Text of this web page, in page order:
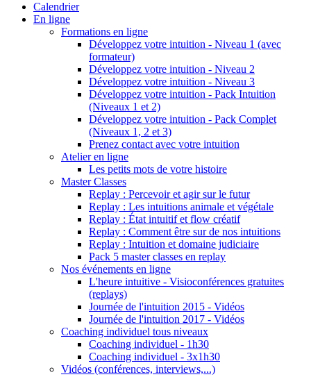
Calendrier
En ligne
Formations en ligne
Développez votre intuition - Niveau 1 (avec
formateur)
Développez votre intuition - Niveau 2
Développez votre intuition - Niveau 3
Développez votre intuition - Pack Intuition
(Niveaux 1 et 2)
Développez votre intuition - Pack Complet
(Niveaux 1, 2 et 3)
Prenez contact avec votre intuition
Atelier en ligne
Les petits mots de votre histoire
Master Classes
Replay : Percevoir et agir sur le futur
Replay : Les intuitions animale et végétale
Replay : État intuitif et flow créatif
Replay : Comment être sur de nos intuitions
Replay : Intuition et domaine judiciaire
Pack 5 master classes en replay
Nos événements en ligne
L'heure intuitive - Visioconférences gratuites
(replays)
Journée de l'intuition 2015 - Vidéos
Journée de l'intuition 2017 - Vidéos
Coaching individuel tous niveaux
Coaching individuel - 1h30
Coaching individuel - 3x1h30
Vidéos (conférences, interviews,...)